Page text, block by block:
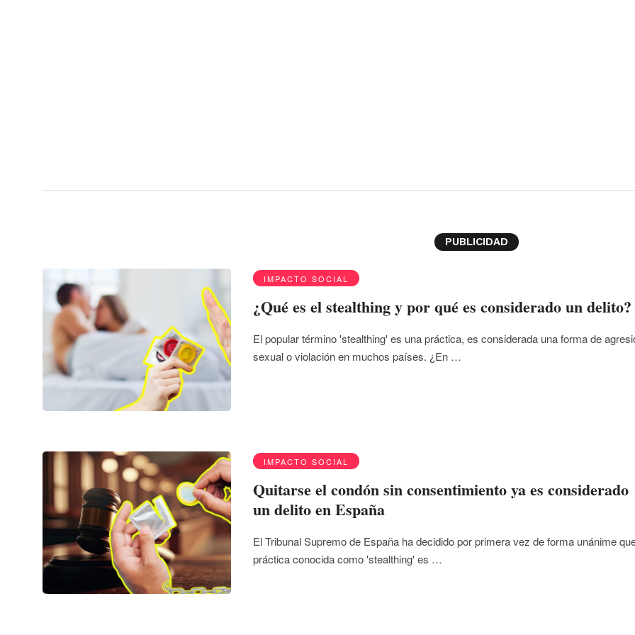
PUBLICIDAD
IMPACTO SOCIAL
¿Qué es el stealthing y por qué es considerado un delito?
El popular término 'stealthing' es una práctica, es considerada una forma de
sexual o violación en muchos países. ¿En …
IMPACTO SOCIAL
Quitarse el condón sin consentimiento ya es considerado
un delito en España
El Tribunal Supremo de España ha decidido por primera vez de forma unánime
práctica conocida como 'stealthing' es …